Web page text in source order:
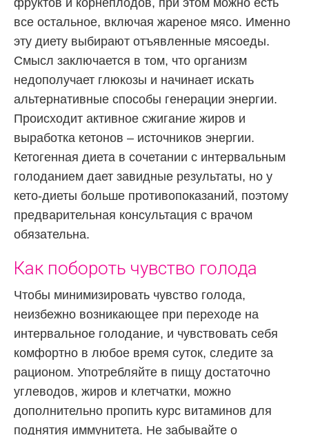
все остальное, включая жареное мясо. Именно
эту диету выбирают отъявленные мясоеды.
Смысл заключается в том, что организм
недополучает глюкозы и начинает искать
альтернативные способы генерации энергии.
Происходит активное сжигание жиров и
выработка кетонов – источников энергии.
Кетогенная диета в сочетании с интервальным
голоданием дает завидные результаты, но у
кето-диеты больше противопоказаний, поэтому
предварительная консультация с врачом
обязательна.
Как побороть чувство голода
Чтобы минимизировать чувство голода,
неизбежно возникающее при переходе на
интервальное голодание, и чувствовать себя
комфортно в любое время суток, следите за
рационом. Употребляйте в пищу достаточно
углеводов, жиров и клетчатки, можно
дополнительно пропить курс витаминов для
поднятия иммунитета. Не забывайте о